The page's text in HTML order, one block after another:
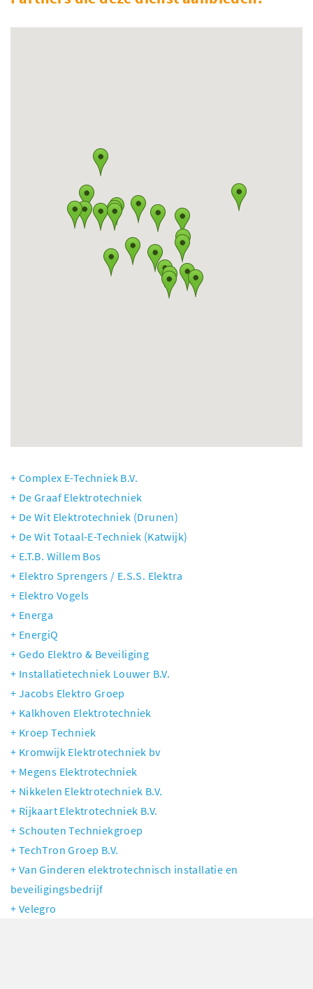
Complex E-Techniek B.V.
De Graaf Elektrotechniek
De Wit Elektrotechniek (Drunen)
De Wit Totaal-E-Techniek (Katwijk)
E.T.B. Willem Bos
Elektro Sprengers / E.S.S. Elektra
Elektro Vogels
Energa
EnergiQ
Gedo Elektro & Beveiliging
Installatietechniek Louwer B.V.
Jacobs Elektro Groep
Kalkhoven Elektrotechniek
Kroep Techniek
Kromwijk Elektrotechniek bv
Megens Elektrotechniek
Nikkelen Elektrotechniek B.V.
Rijkaart Elektrotechniek B.V.
Schouten Techniekgroep
TechTron Groep B.V.
Van Ginderen elektrotechnisch installatie en
beveiligingsbedrijf
Velegro